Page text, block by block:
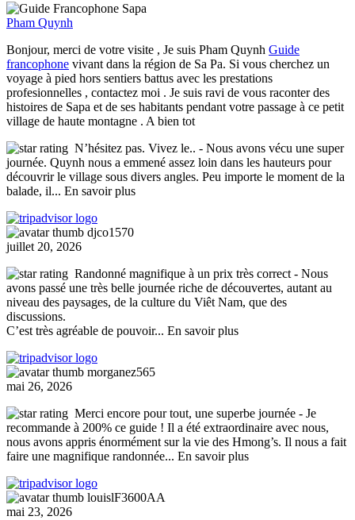
Pham Quynh
Bonjour, merci de votre visite , Je suis Pham Quynh Guide
francophone vivant dans la région de Sa Pa. Si vous cherchez un
voyage à pied hors sentiers battus avec les prestations
profesionnelles , contactez moi . Je suis ravi de vous raconter des
histoires de Sapa et de ses habitants pendant votre passage à ce petit
village de haute montagne . A bien tot
N’hésitez pas. Vivez le.. - Nous avons vécu une super
journée. Quynh nous a emmené assez loin dans les hauteurs pour
découvrir le village sous divers angles. Peu importe le moment de la
balade, il... En savoir plus
djco1570
juillet 20, 2026
Randonné magnifique à un prix très correct- Nous
avons passé une très belle journée riche de découvertes, autant au
niveau des paysages, de la culture du Viêt Nam, que des
discussions.
C’est très agréable de pouvoir... En savoir plus
morganez565
mai 26, 2026
Merci encore pour tout, une superbe journée - Je
recommande à 200% ce guide ! Il a été extraordinaire avec nous,
nous avons appris énormément sur la vie des Hmong’s. Il nous a fait
faire une magnifique randonnée... En savoir plus
louislF3600AA
mai 23, 2026